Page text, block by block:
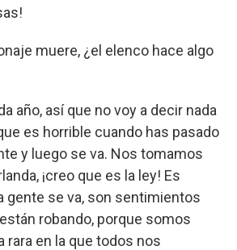
muere, ¿el elenco hace algo
año, así que no voy a decir nada
es horrible cuando has pasado
y luego se va. Nos tomamos
¡creo que es la ley! Es
gente se va, son sentimientos
robando, porque somos
rara en la que todos nos